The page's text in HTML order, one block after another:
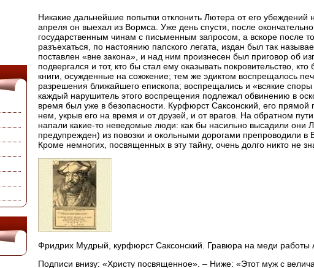
Никакие дальнейшие попытки отклонить Лютера от его убеждений
апреля он выехал из Вормса. Уже день спустя, после
государственным чинам с письменным запросом, а вскоре после
разъехаться, по настоянию папского легата, издан был так
поставлен «вне закона», и над ним произнесен был приговор об
подвергался и тот, кто бы стал ему оказывать покровительство,
книги, осужденные на сожжение; тем же эдиктом воспрещалось
разрешения ближайшего епископа; воспрещались и «всякие
каждый нарушитель этого воспрещения подлежал обвинению в
время был уже в безопасности. Курфюрст Саксонский, его прямой
нем, укрыв его на время и от друзей, и от врагов. На обратном
напали какие-то неведомые люди: как бы насильно высадили они
предупрежден) из повозки и окольными дорогами препроводили в
Кроме немногих, посвященных в эту тайну, очень долго никто не
Фридрих Мудрый, курфюрст Саксонский. Гравюра на меди работы
Подписи внизу: «Христу посвященное». – Ниже: «Этот муж с